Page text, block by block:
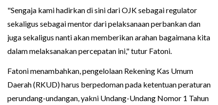
"Sengaja kami hadirkan di sini dari OJK sebagai regulator
sekaligus sebagai mentor dari pelaksanaan perbankan dan
juga sekaligus nanti akan memberikan arahan bagaimana kita
dalam melaksanakan percepatan ini," tutur Fatoni.
Fatoni menambahkan, pengelolaan Rekening Kas Umum
Daerah (RKUD) harus berpedoman pada ketentuan peraturan
perundang-undangan, yakni Undang-Undang Nomor 1 Tahun